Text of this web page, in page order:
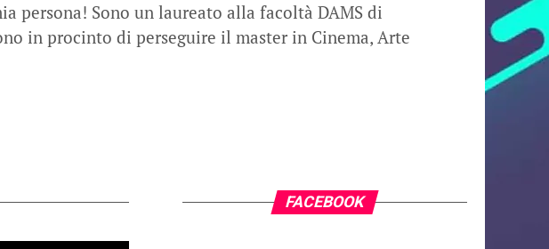
persona! Sono un laureato alla facoltà DAMS di
in procinto di perseguire il master in Cinema, Arte
FACEBOOK